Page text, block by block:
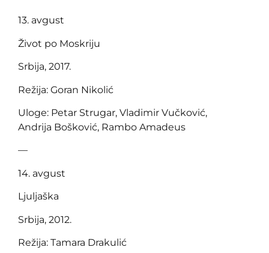
13. avgust
Život po Moskriju
Srbija, 2017.
Režija: Goran Nikolić
Uloge: Petar Strugar, Vladimir Vučković,
Andrija Bošković, Rambo Amadeus
—
14. avgust
Ljuljaška
Srbija, 2012.
Režija: Tamara Drakulić